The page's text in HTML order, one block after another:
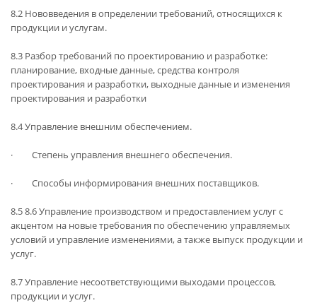
8.2 Нововведения в определении требований, относящихся к
продукции и услугам.
8.3 Разбор требований по проектированию и разработке:
планирование, входные данные, средства контроля
проектирования и разработки, выходные данные и изменения
проектирования и разработки
8.4 Управление внешним обеспечением.
· Степень управления внешнего обеспечения.
· Способы информирования внешних поставщиков.
8.5 8.6 Управление производством и предоставлением услуг с
акцентом на новые требования по обеспечению управляемых
условий и управление изменениями, а также выпуск продукции и
услуг.
8.7 Управление несоответствующими выходами процессов,
продукции и услуг.